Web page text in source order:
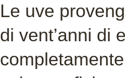
Le uve
di vent’anni di